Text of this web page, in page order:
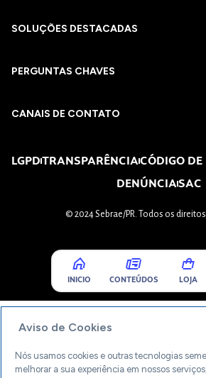
SOLUÇÕES DESTACADAS
PERGUNTAS CHAVES​
CANAIS DE CONTATO
LGPDTRANSPARÊNCIACÓDIGO DE
DENÚNCIASAC
© 2024 Sebrae/PR. Todos os
INICIO CONTEÚDOS LOJA
Aviso de Cookies
Nós usamos cookies e outras tecnologias
melhorar a sua experiência em nossos